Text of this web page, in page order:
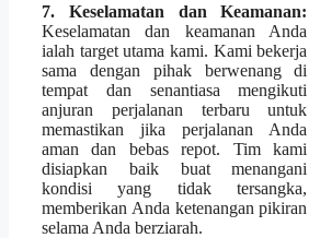
7. Keselamatan dan Keamanan:
Keselamatan dan keamanan Anda
ialah target utama kami. Kami bekerja
sama dengan pihak berwenang di
tempat dan senantiasa mengikuti
anjuran perjalanan terbaru untuk
memastikan jika perjalanan Anda
aman dan bebas repot. Tim kami
disiapkan baik buat menangani
kondisi yang tidak tersangka,
memberikan Anda ketenangan pikiran
selama Anda berziarah.